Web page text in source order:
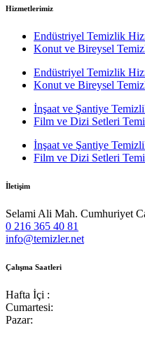
Hizmetlerimiz
Endüstriyel Temizlik
Konut ve Bireysel
Endüstriyel Temizlik
Konut ve Bireysel
İnşaat ve Şantiye
Film ve Dizi Setleri
İnşaat ve Şantiye
Film ve Dizi Setleri
İletişim
Selami Ali Mah. Cumhuriyet
0 216 365 40 81
info@temizler.net
Çalışma Saatleri
Hafta İçi :
Cumartesi:
Pazar: